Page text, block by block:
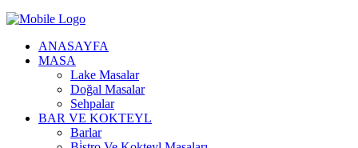
ANASAYFA
MASA
Lake Masalar
Doğal Masalar
Sehpalar
BAR VE KOKTEYL
Barlar